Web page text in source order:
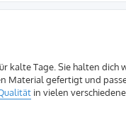
kalte Tage. Sie halten
Material gefertigt und
in vielen